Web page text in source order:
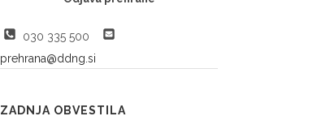
030 335 500
prehrana@ddng.si
ZADNJA OBVESTILA